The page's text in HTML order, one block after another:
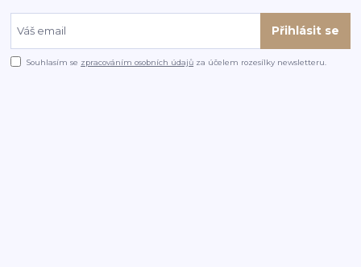
Přihlásit se
Souhlasím se zpracováním osobních údajů za účelem rozesílky newsletteru.